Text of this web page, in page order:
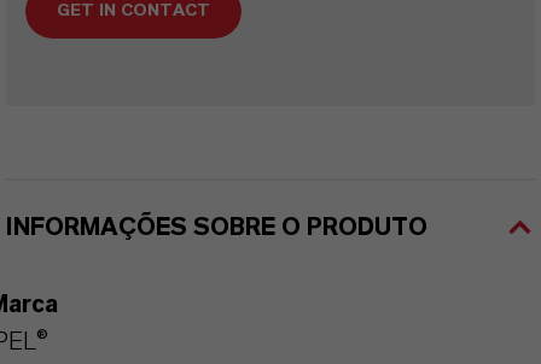
GET IN CONTACT
INFORMAÇÕES SOBRE O PRODUTO